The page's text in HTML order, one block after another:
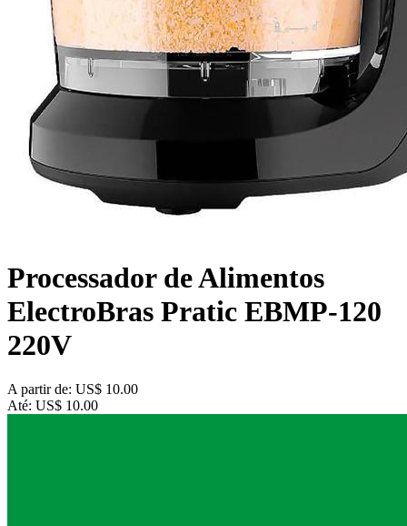
Processador de Alimentos
ElectroBras Pratic EBMP-120
220V
A partir de: US$ 10.00
Até: US$ 10.00